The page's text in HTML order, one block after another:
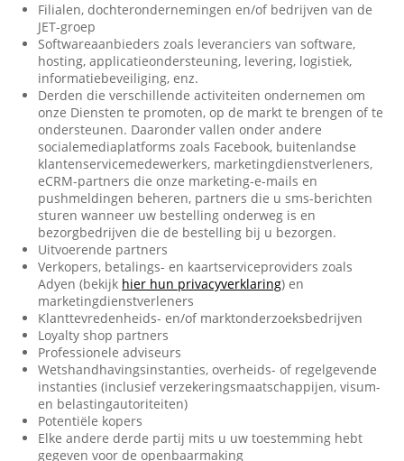
Filialen, dochterondernemingen en/of bedrijven van de
JET-groep
Softwareaanbieders zoals leveranciers van software,
hosting, applicatieondersteuning, levering, logistiek,
informatiebeveiliging, enz.
Derden die verschillende activiteiten ondernemen om
onze Diensten te promoten, op de markt te brengen of te
ondersteunen. Daaronder vallen onder andere
socialemediaplatforms zoals Facebook, buitenlandse
klantenservicemedewerkers, marketingdienstverleners,
eCRM-partners die onze marketing-e-mails en
pushmeldingen beheren, partners die u sms-berichten
sturen wanneer uw bestelling onderweg is en
bezorgbedrijven die de bestelling bij u bezorgen.
Uitvoerende partners
Verkopers, betalings- en kaartserviceproviders zoals
Adyen (bekijk hier hun privacyverklaring) en
marketingdienstverleners
Klanttevredenheids- en/of marktonderzoeksbedrijven
Loyalty shop partners
Professionele adviseurs
Wetshandhavingsinstanties, overheids- of regelgevende
instanties (inclusief verzekeringsmaatschappijen, visum-
en belastingautoriteiten)
Potentiële kopers
Elke andere derde partij mits u uw toestemming hebt
gegeven voor de openbaarmaking